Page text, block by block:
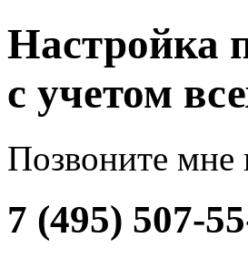
Настройка
с учетом
Позвоните мне
7 (495) 507-